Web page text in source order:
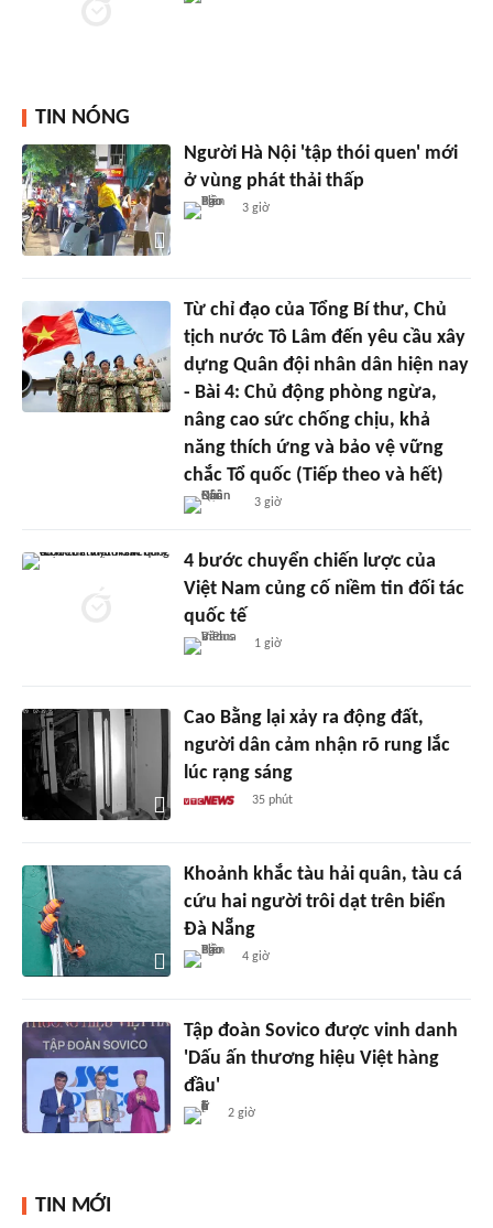
TIN NÓNG
Người Hà Nội 'tập thói quen' mới
ở vùng phát thải thấp
3 giờ
Từ chỉ đạo của Tổng Bí thư, Chủ
tịch nước Tô Lâm đến yêu cầu xây
dựng Quân đội nhân dân hiện nay
- Bài 4: Chủ động phòng ngừa,
nâng cao sức chống chịu, khả
năng thích ứng và bảo vệ vững
chắc Tổ quốc (Tiếp theo và hết)
3 giờ
4 bước chuyển chiến lược của
Việt Nam củng cố niềm tin đối tác
quốc tế
1 giờ
Cao Bằng lại xảy ra động đất,
người dân cảm nhận rõ rung lắc
lúc rạng sáng
35 phút
Khoảnh khắc tàu hải quân, tàu cá
cứu hai người trôi dạt trên biển
Đà Nẵng
4 giờ
Tập đoàn Sovico được vinh danh
'Dấu ấn thương hiệu Việt hàng
đầu'
2 giờ
TIN MỚI